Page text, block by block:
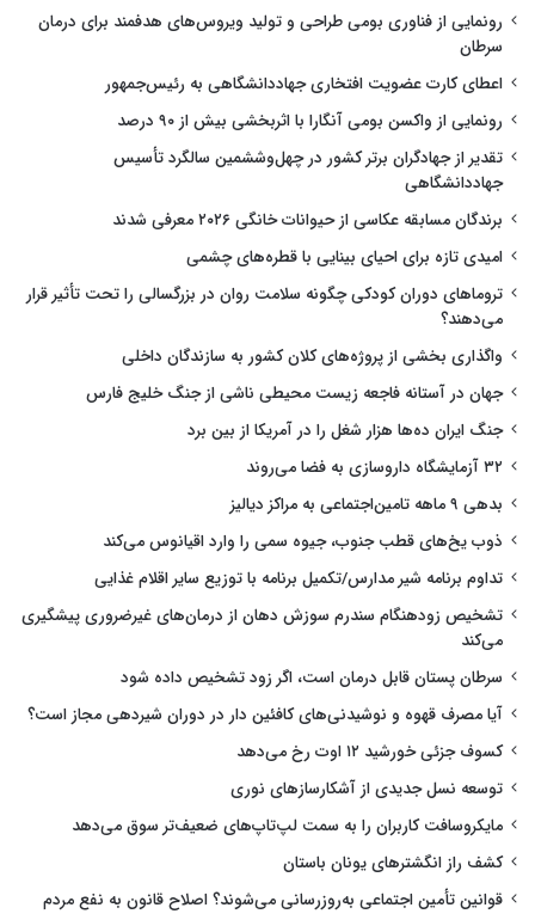
رونمایی از فناوری بومی طراحی و تولید ویروس‌های هدفمند برای درمان
سرطان
اعطای کارت عضویت افتخاری جهاددانشگاهی به رئیس‌جمهور
رونمایی از واکسن بومی آنگارا با اثربخشی بیش از ۹۰ درصد
تقدیر از جهادگران برتر کشور در چهل‌وششمین سالگرد تأسیس
جهاددانشگاهی
برندگان مسابقه عکاسی از حیوانات خانگی ۲۰۲۶ معرفی شدند
امیدی تازه برای احیای بینایی با قطره‌های چشمی
تروماهای دوران کودکی چگونه سلامت روان در بزرگسالی را تحت تأثیر قرار
می‌دهند؟
واگذاری بخشی از پروژه‌های کلان کشور به سازندگان داخلی
جهان در آستانه فاجعه زیست محیطی ناشی از جنگ خلیج فارس
جنگ ایران ده‌ها هزار شغل را در آمریکا از بین برد
۳۲ آزمایشگاه داروسازی به فضا می‌روند
بدهی ۹ ماهه تامین‌اجتماعی به مراکز دیالیز
ذوب یخ‌های قطب جنوب، جیوه سمی را وارد اقیانوس می‌کند
تداوم برنامه شیر مدارس/تکمیل برنامه با توزیع سایر اقلام غذایی
تشخیص زودهنگام سندرم سوزش دهان از درمان‌های غیرضروری پیشگیری
می‌کند
سرطان پستان قابل درمان است، اگر زود تشخیص داده شود
آیا مصرف قهوه و نوشیدنی‌های کافئین دار در دوران شیردهی مجاز است؟
کسوف جزئی خورشید ۱۲ اوت رخ می‌دهد
توسعه نسل جدیدی از آشکارسازهای نوری
مایکروسافت کاربران را به سمت لپ‌تاپ‌های ضعیف‌تر سوق می‌دهد
کشف راز انگشترهای یونان باستان
قوانین تأمین اجتماعی به‌روزرسانی می‌شوند؟ اصلاح قانون به نفع مردم